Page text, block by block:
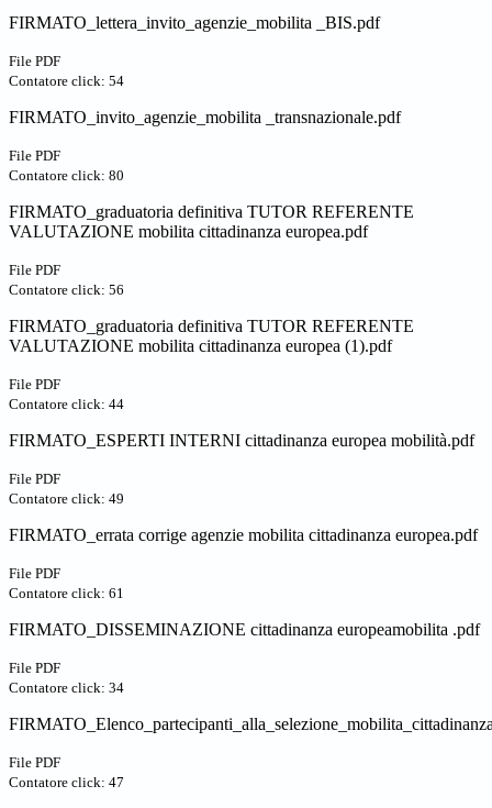
FIRMATO_lettera_invito_agenzie_mobilita _BIS.pdf
File PDF
Contatore click: 54
FIRMATO_invito_agenzie_mobilita _transnazionale.pdf
File PDF
Contatore click: 80
FIRMATO_graduatoria definitiva TUTOR REFERENTE
VALUTAZIONE mobilita cittadinanza europea.pdf
File PDF
Contatore click: 56
FIRMATO_graduatoria definitiva TUTOR REFERENTE
VALUTAZIONE mobilita cittadinanza europea (1).pdf
File PDF
Contatore click: 44
FIRMATO_ESPERTI INTERNI cittadinanza europea mobilità.pdf
File PDF
Contatore click: 49
FIRMATO_errata corrige agenzie mobilita cittadinanza europea.pdf
File PDF
Contatore click: 61
FIRMATO_DISSEMINAZIONE cittadinanza europeamobilita .pdf
File PDF
Contatore click: 34
File PDF
Contatore click: 47